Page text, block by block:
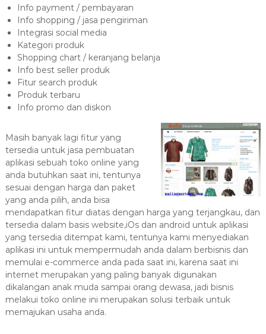
Info payment / pembayaran
Info shopping / jasa pengiriman
Integrasi social media
Kategori produk
Shopping chart / keranjang belanja
Info best seller produk
Fitur search produk
Produk terbaru
Info promo dan diskon
Masih banyak lagi fitur yang
tersedia untuk jasa pembuatan
aplikasi sebuah toko online yang
anda butuhkan saat ini, tentunya
sesuai dengan harga dan paket
yang anda pilih, anda bisa
mendapatkan fitur diatas dengan harga yang terjangkau, dan
tersedia dalam basis website,iOs dan android untuk aplikasi
yang tersedia ditempat kami, tentunya kami menyediakan
aplikasi ini untuk mempermudah anda dalam berbisnis dan
memulai e-commerce anda pada saat ini, karena saat ini
internet merupakan yang paling banyak digunakan
dikalangan anak muda sampai orang dewasa, jadi bisnis
melakui toko online ini merupakan solusi terbaik untuk
memajukan usaha anda.